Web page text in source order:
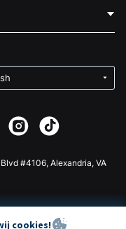
#4106, Alexandria, VA
cookies!